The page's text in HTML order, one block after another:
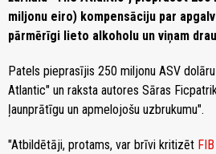
miljonu eiro) kompensāciju par
pārmērīgi lieto alkoholu un viņam
Patels pieprasījis 250 miljonu ASV dolāru
Atlantic" un raksta autores Sāras
ļaunprātīgu un apmelojošu uzbrukumu".
"Atbildētāji, protams, var brīvi kritizēt FIB